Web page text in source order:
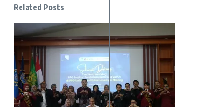
Related Posts